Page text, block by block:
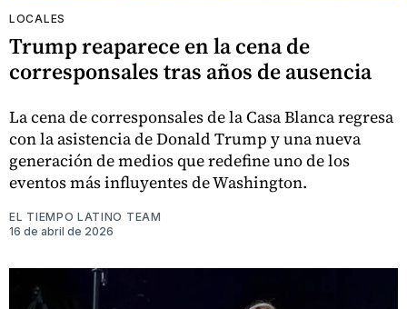
LOCALES
Trump reaparece en la cena de
corresponsales tras años de ausencia
La cena de corresponsales de la Casa Blanca regresa
con la asistencia de Donald Trump y una nueva
generación de medios que redefine uno de los
eventos más influyentes de Washington.
EL TIEMPO LATINO TEAM
16 de abril de 2026